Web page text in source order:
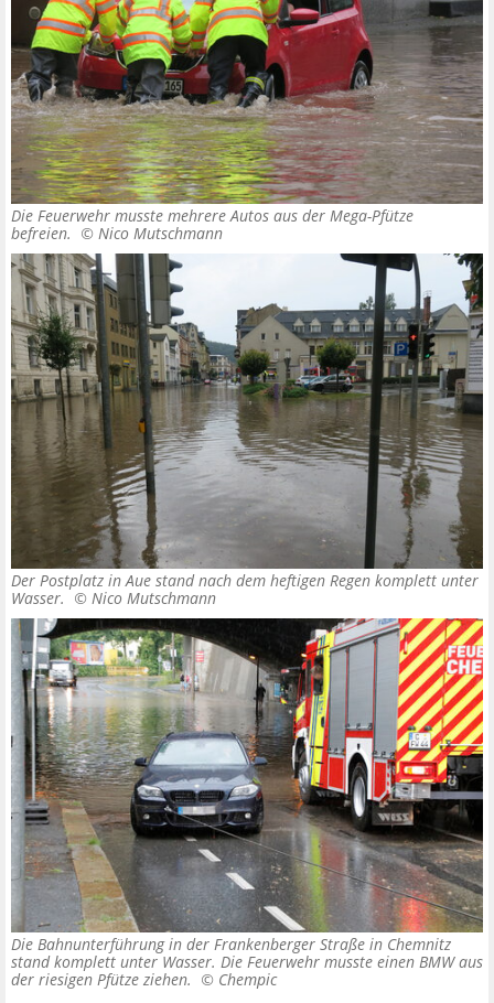
Die Feuerwehr musste mehrere Autos aus der Mega-Pfütze
befreien. © Nico Mutschmann
Der Postplatz in Aue stand nach dem heftigen Regen komplett unter
Wasser. © Nico Mutschmann
Die Bahnunterführung in der Frankenberger Straße in Chemnitz
stand komplett unter Wasser. Die Feuerwehr musste einen BMW aus
der riesigen Pfütze ziehen. © Chempic